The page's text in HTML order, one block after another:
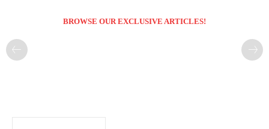
BROWSE OUR EXCLUSIVE ARTICLES!